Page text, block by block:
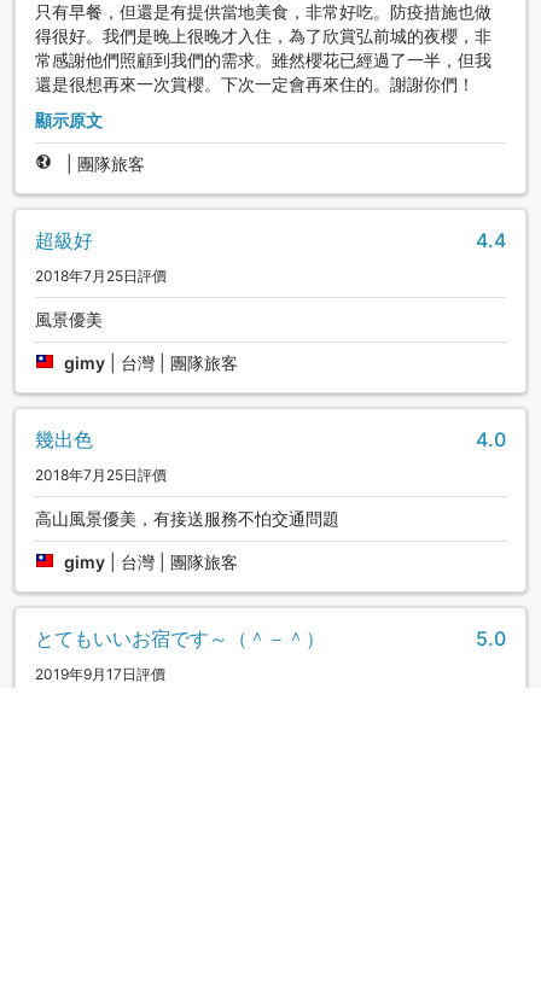
只有早餐，但還是有提供當地美食，非常好吃。防疫措施也做
得很好。我們是晚上很晚才入住，為了欣賞弘前城的夜櫻，非
常感謝他們照顧到我們的需求。雖然櫻花已經過了一半，但我
還是很想再來一次賞櫻。下次一定會再來住的。謝謝你們！
顯示原文
團隊旅客
超級好 4.4
2018年7月25日評價
風景優美
gimy 台灣 | 團隊旅客
幾出色 4.0
2018年7月25日評價
高山風景優美，有接送服務不怕交通問題
gimy 台灣 | 團隊旅客
とてもいいお宿です～（＾－＾） 5.0
2019年9月17日評價